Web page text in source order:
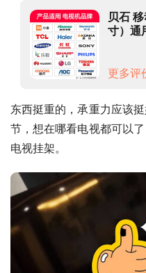
贝石
寸）通
重稳固
更多评
东西挺重的，承重力应该
节，想在哪看电视都可以
电视挂架。